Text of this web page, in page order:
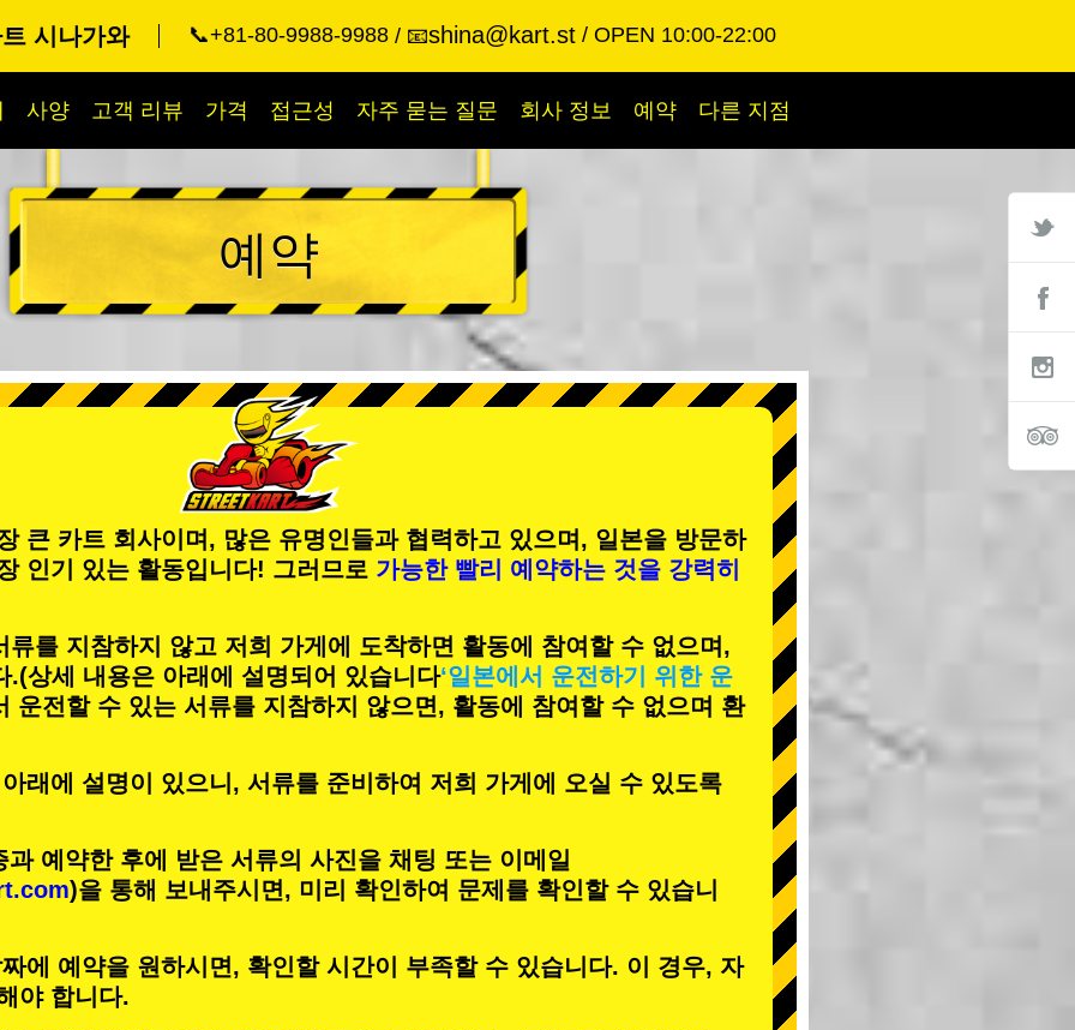
시나가와 📞+81-80-9988-9988 📧shina@kart.st OPEN 10:00-22:00
사양 고객 리뷰 가격 접근성 자주 묻는 질문 회사 정보 예약 다른 지점
예약
큰 카트 회사이며, 많은 유명인들과 협력하고 있으며, 일본을 방문하
인기 있는 활동입니다! 그러므로 가능한 빨리 예약하는 것을 강력히
를 지참하지 않고 저희 가게에 도착하면 활동에 참여할 수 없으며,
.(상세 내용은 아래에 설명되어 있습니다‘일본에서 운전하기 위한 운
운전할 수 있는 서류를 지참하지 않으면, 활동에 참여할 수 없으며 환
래에 설명이 있으니, 서류를 준비하여 저희 가게에 오실 수 있도록
예약한 후에 받은 서류의 사진을 채팅 또는 이메일
)을 통해 보내주시면, 미리 확인하여 문제를 확인할 수 있습니
에 예약을 원하시면, 확인할 시간이 부족할 수 있습니다. 이 경우, 자
야 합니다.